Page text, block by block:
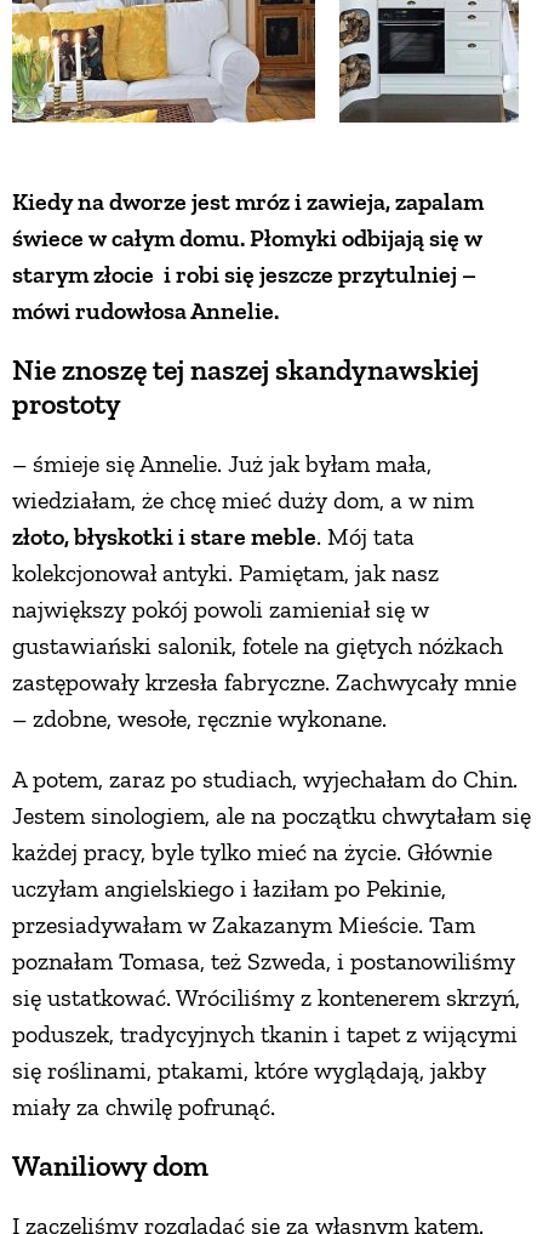
Kiedy na dworze jest mróz i zawieja, zapalam
świece w całym domu. Płomyki odbijają się w
starym złocie i robi się jeszcze przytulniej –
mówi rudowłosa Annelie.
Nie znoszę tej naszej skandynawskiej
prostoty
– śmieje się Annelie. Już jak byłam mała,
wiedziałam, że chcę mieć duży dom, a w nim
złoto, błyskotki i stare meble. Mój tata
kolekcjonował antyki. Pamiętam, jak nasz
największy pokój powoli zamieniał się w
gustawiański salonik, fotele na giętych nóżkach
zastępowały krzesła fabryczne. Zachwycały mnie
– zdobne, wesołe, ręcznie wykonane.
A potem, zaraz po studiach, wyjechałam do Chin.
Jestem sinologiem, ale na początku chwytałam się
każdej pracy, byle tylko mieć na życie. Głównie
uczyłam angielskiego i łaziłam po Pekinie,
przesiadywałam w Zakazanym Mieście. Tam
poznałam Tomasa, też Szweda, i postanowiliśmy
się ustatkować. Wróciliśmy z kontenerem skrzyń,
poduszek, tradycyjnych tkanin i tapet z wijącymi
się roślinami, ptakami, które wyglądają, jakby
miały za chwilę pofrunąć.
Waniliowy dom
I zaczęliśmy rozglądać się za własnym kątem.